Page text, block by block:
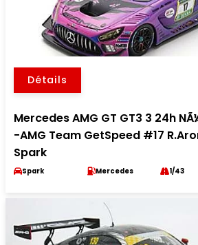
Détails
Mercedes AMG GT GT3 3 24h
-AMG Team GetSpeed #17
Spark
Spark Mercedes 1/43